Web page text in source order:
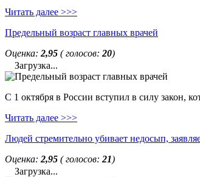
Читать далее >>>
Предельный возраст главных врачей
Оценка: 2,95 ( голосов: 20)
Загрузка...
С 1 октября в России вступил в силу закон,
Читать далее >>>
Людей стремительно убивает недосып,
Оценка: 2,95 ( голосов: 21)
Загрузка...